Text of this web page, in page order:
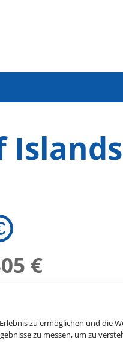
zu ermöglichen und die
zu messen, um zu
Islands
€